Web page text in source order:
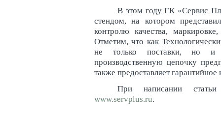
В этом году ГК «Сервис
стендом, на котором
контролю качества,
Отметим, что как
не только поставки, но и
производственную цепочку
также предоставляет
При написании
www.servplus.ru.